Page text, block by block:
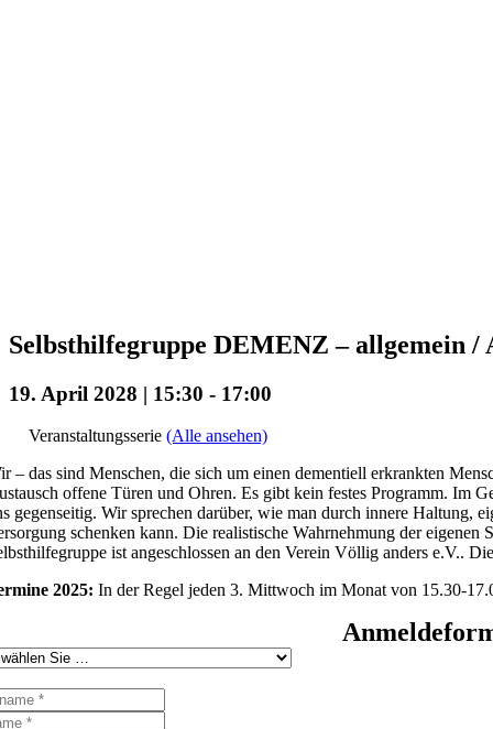
Selbsthilfegruppe DEMENZ – allgemein /
19. April 2028 | 15:30 - 17:00
Veranstaltungsserie (Alle ansehen)
– das sind Menschen, die sich um einen dementiell erkrankten
offene Türen und Ohren. Es gibt kein festes Programm. Im
gegenseitig. Wir sprechen darüber, wie man durch innere Haltung,
schenken kann. Die realistische Wahrnehmung der
ist angeschlossen an den Verein Völlig anders e.V..
2025: In der Regel jeden 3. Mittwoch im Monat von 15.30-